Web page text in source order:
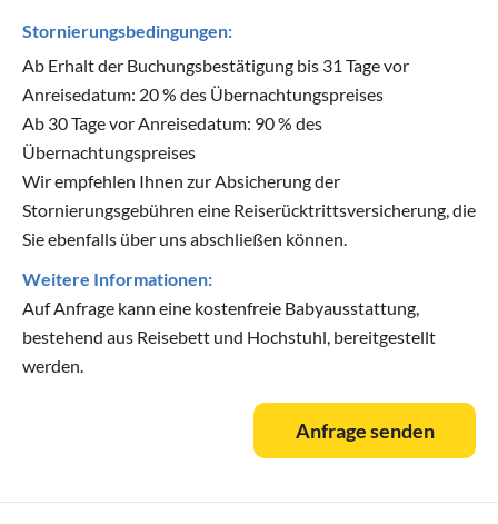
Stornierungsbedingungen:
Ab Erhalt der Buchungsbestätigung bis 31 Tage vor
Anreisedatum: 20 % des Übernachtungspreises
Ab 30 Tage vor Anreisedatum: 90 % des
Übernachtungspreises
Wir empfehlen Ihnen zur Absicherung der
Stornierungsgebühren eine Reiserücktrittsversicherung, die
Sie ebenfalls über uns abschließen können.
Weitere Informationen:
Auf Anfrage kann eine kostenfreie Babyausstattung,
bestehend aus Reisebett und Hochstuhl, bereitgestellt
werden.
Anfrage senden